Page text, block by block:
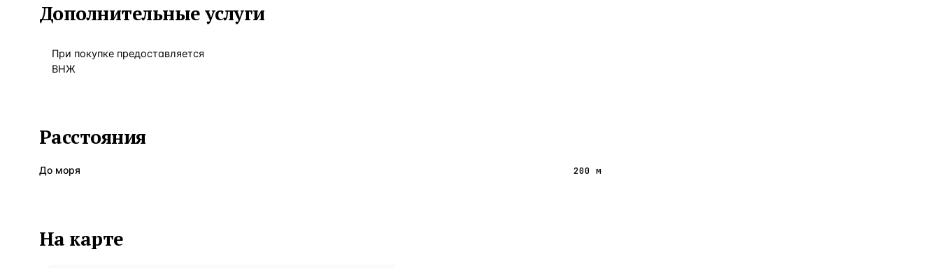
Дополнительные услуги
При покупке предоставляется
ВНЖ
Расстояния
До моря 200 м
На карте